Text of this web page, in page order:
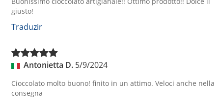
giusto!
Traduzir
Antonietta D. 5/9/2024
Cioccolato molto buono! finito in un attimo. Veloci anche nella
consegna